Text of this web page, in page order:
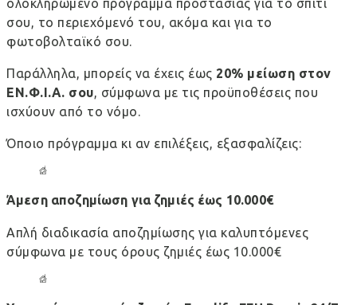
ολοκληρωμένο πρόγραμμα προστασίας για το σπίτι
σου, το περιεχόμενό του, ακόμα και για το
φωτοβολταϊκό σου.
Παράλληλα, μπορείς να έχεις έως 20% μείωση στον
ΕΝ.Φ.Ι.Α. σου, σύμφωνα με τις προϋποθέσεις που
ισχύουν από το νόμο.
Όποιο πρόγραμμα κι αν επιλέξεις, εξασφαλίζεις:
Άμεση αποζημίωση για ζημιές έως 10.000€
Απλή διαδικασία αποζημίωσης για καλυπτόμενες
σύμφωνα με τους όρους ζημιές έως 10.000€